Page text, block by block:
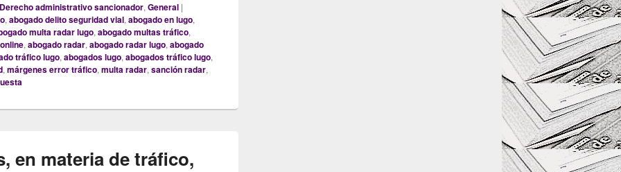
Derecho administrativo sancionador, General |
, abogado delito seguridad vial, abogado en lugo,
multa radar lugo, abogado multas tráfico,
, abogado radar, abogado radar lugo, abogado
tráfico lugo, abogados lugo, abogados tráfico lugo,
, márgenes error tráfico, multa radar, sanción radar,
en materia de tráfico,